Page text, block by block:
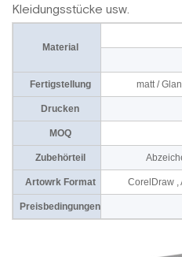
Kleidungsstücke usw.
Material
Fertigstellung matt /
Drucken
MOQ
Zubehörteil
Artowrk Format CorelDraw ,
Preisbedingungen